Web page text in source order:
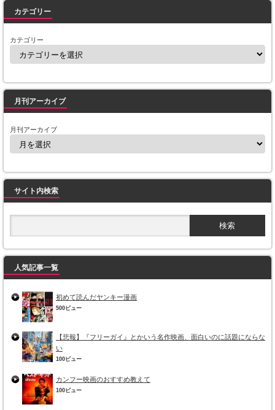
カテゴリー
カテゴリー
月刊アーカイブ
月刊アーカイブ
サイト内検索
人気記事一覧
初めて読んだヤンキー漫画
500ビュー
【悲報】『フリーガイ』とかいう名作映画、面白いのに話題にならな
い
100ビュー
カンフー映画のおすすめ教えて
100ビュー